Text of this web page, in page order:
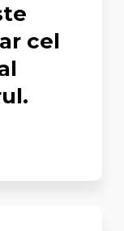
cel